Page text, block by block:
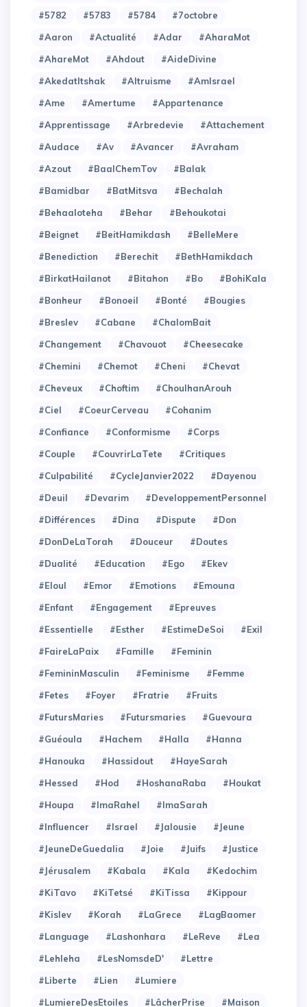
#5782
#5783 #5784
#7octobre
#Aaron
#Actualité #Adar
#AharaMot
#AhareMot
#Ahdout
#AideDivine
#AkedatItshak
#Altruisme
#AmIsrael
#Ame
#Amertume
#Appartenance
#Apprentissage
#Arbredevie
#Attachement
#Audace
#Av #Avancer
#Avraham
#Azout
#BaalChemTov
#Balak
#Bamidbar
#BatMitsva
#Bechalah
#Behaaloteha
#Behar
#Behoukotai
#Beignet
#BeitHamikdash
#BelleMere
#Benediction
#Berechit
#BethHamikdach
#BirkatHailanot
#Bitahon #Bo
#BohiKala
#Bonheur
#Bonoeil #Bonté
#Bougies
#Breslev
#Cabane
#ChalomBait
#Changement
#Chavouot
#Cheesecake
#Chemini
#Chemot #Cheni
#Chevat
#Cheveux
#Choftim
#ChoulhanArouh
#Ciel
#CoeurCerveau
#Cohanim
#Confiance
#Conformisme
#Corps
#Couple
#CouvrirLaTete
#Critiques
#Culpabilité
#CycleJanvier2022
#Dayenou
#Deuil
#Devarim
#DeveloppementPersonnel
#Différences
#Dina #Dispute
#Don
#DonDeLaTorah
#Douceur
#Doutes
#Dualité
#Education #Ego
#Ekev
#Eloul
#Emor #Emotions
#Emouna
#Enfant
#Engagement
#Epreuves
#Essentielle
#Esther #EstimeDeSoi
#Exil
#FaireLaPaix
#Famille
#Feminin
#FemininMasculin
#Feminisme
#Femme
#Fetes
#Foyer #Fratrie
#Fruits
#FutursMaries
#Futursmaries
#Guevoura
#Guéoula
#Hachem #Halla
#Hanna
#Hanouka
#Hassidout
#HayeSarah
#Hessed
#Hod #HoshanaRaba
#Houkat
#Houpa
#ImaRahel
#ImaSarah
#Influencer
#Israel #Jalousie
#Jeune
#JeuneDeGuedalia
#Joie #Juifs
#Justice
#Jérusalem
#Kabala #Kala
#Kedochim
#KiTavo
#KiTetsé #KiTissa
#Kippour
#Kislev
#Korah #LaGrece
#LagBaomer
#Language
#Lashonhara #LeReve
#Lea
#Lehleha
#LesNomsdeD'
#Lettre
#Liberte
#Lien
#Lumiere
#LumiereDesEtoiles
#LâcherPrise #Maison